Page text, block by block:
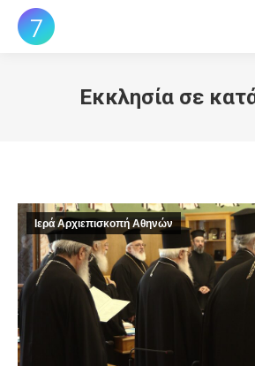
Εκκλησία σε
Ιερά Αρχιεπισκοπή Αθηνών